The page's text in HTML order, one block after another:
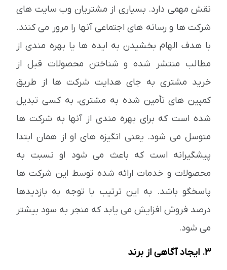
نقش مهمی دارد. بسیاری از مشتریان وب سایت های
شرکت ها و رسانه های اجتماعی آنها را مرور می کنند.
با هدف الهام بخشیدن به ایده ها یا بهره مندی از
مطالب منتشر شده و شناختن محصولات قبل از
خرید مشتری به جای هدایت شرکت ها از طریق
کمپین های تأمین شده به مشتری، به کسی تبدیل
شده است که برای بهره مندی از آنها به شرکت ها
متوسل می شود. یعنی انگیزه های او از همان ابتدا
پیشگیرانه است که باعث می شود او نسبت به
محصولات و خدمات ارائه شده توسط این شرکت ها
پاسخگو باشد. به این ترتیب با توجه به بازدیدها
درصد فروش افزایش می یابد که منجر به سود بیشتر
می شود.
3. ایجاد آگاهی از برند